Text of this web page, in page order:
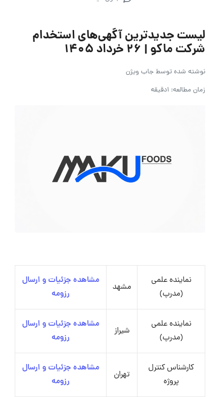
لیست جدیدترین آگهی‌های استخدام
شرکت ماکو | ۲۶ خرداد ۱۴۰۵
نوشته شده توسطجاب ویژن
زمان مطالعه: 1دقیقه
نماینده علمی
(مدرپ)
مشهد
مشاهده جزئیات و ارسال
رزومه
نماینده علمی
(مدرپ)
شیراز
مشاهده جزئیات و ارسال
رزومه
کارشناس کنترل
پروژه
تهران
مشاهده جزئیات و ارسال
رزومه